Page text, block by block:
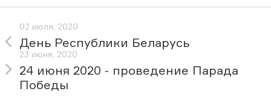
02 июля, 2020
День Республики Беларусь
23 июня, 2020
24 июня 2020 - проведение Парада
Победы